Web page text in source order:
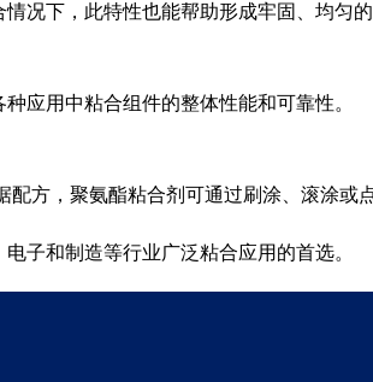
况下，此特性也能帮助形成牢固、均匀的
应用中粘合组件的整体性能和可靠性。
方，聚氨酯粘合剂可通过刷涂、滚涂或
子和制造等行业广泛粘合应用的首选。